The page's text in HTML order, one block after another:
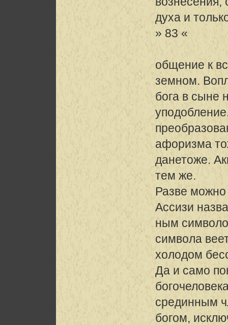
духа и
» 83 «
общение к
земном.
бога в сыне
афоризма
данетоже.
тем же.
Разве
Ассизи
ным
символа
холодом
Да и само
срединным
богом,